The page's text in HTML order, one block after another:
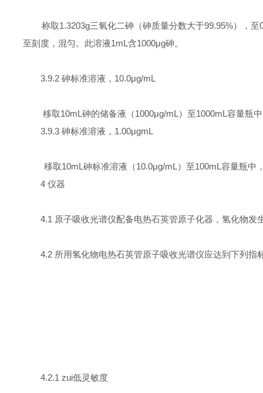
称取1.3203g三氧化二砷（砷质量分数大于99.95%），至
至刻度，混匀。此溶液1mL含1000μg砷。
3.9.2 砷标准溶液， 10.0μg/mL
移取10mL砷的储备液（1000μg/mL）至1000mL容量瓶
3.9.3 砷标准溶液， 1.00μgmL
移取10mL砷标准溶液（10.0μg/mL）至100mL容量瓶中
4 仪器
4.1 原子吸收光谱仪配备电热石英管原子化器，氢化物
4.2 所用氢化物电热石英管原子吸收光谱仪应达到下列指
4.2.1 zui低灵敏度